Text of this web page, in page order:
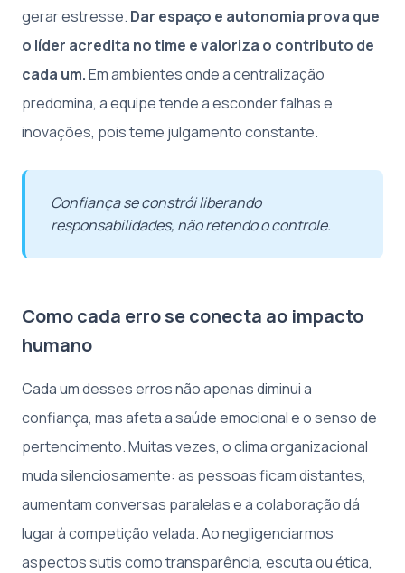
gerar estresse. Dar espaço e autonomia prova que
o líder acredita no time e valoriza o contributo de
cada um.Em ambientes onde a centralização
predomina, a equipe tende a esconder falhas e
inovações, pois teme julgamento constante.
Confiança se constrói liberando
responsabilidades, não retendo o controle.
Como cada erro se conecta ao impacto
humano
Cada um desses erros não apenas diminui a
confiança, mas afeta a saúde emocional e o senso de
pertencimento. Muitas vezes, o clima organizacional
muda silenciosamente: as pessoas ficam distantes,
aumentam conversas paralelas e a colaboração dá
lugar à competição velada. Ao negligenciarmos
aspectos sutis como transparência, escuta ou ética,